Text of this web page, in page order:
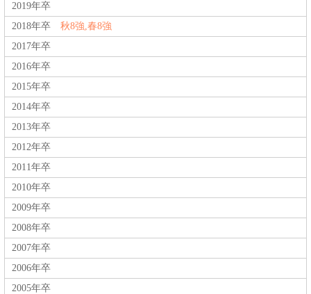
2019年卒
2018年卒 秋8強,春8強
2017年卒
2016年卒
2015年卒
2014年卒
2013年卒
2012年卒
2011年卒
2010年卒
2009年卒
2008年卒
2007年卒
2006年卒
2005年卒